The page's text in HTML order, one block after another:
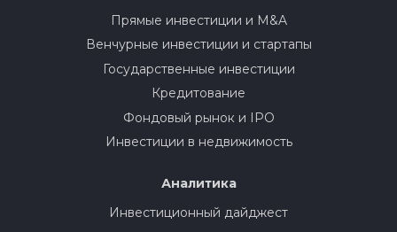
Прямые инвестиции и M&A
Венчурные инвестиции и стартапы
Государственные инвестиции
Кредитование
Фондовый рынок и IPO
Инвестиции в недвижимость
Аналитика
Инвестиционный дайджест